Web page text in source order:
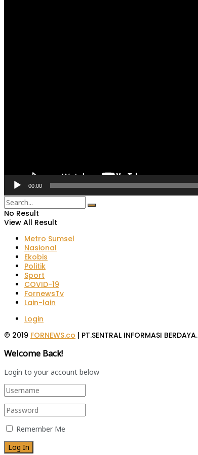
00:00
No Result
View All Result
Metro Sumsel
Nasional
Ekobis
Politik
Sport
COVID-19
FornewsTv
Lain-lain
Login
© 2019 FORNEWS.co | PT.SENTRAL INFORMASI BERDAYA.
Welcome Back!
Login to your account below
Remember Me